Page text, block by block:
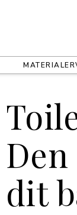
MATERIALER
dit